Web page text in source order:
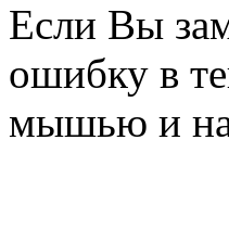
Если Вы
ошибку в
мышью и